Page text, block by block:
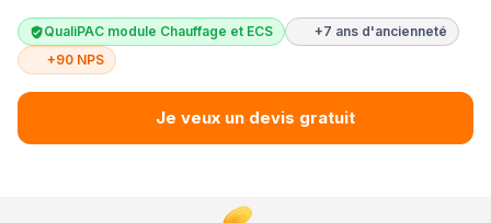
QualiPAC module Chauffage et ECS
+7 ans d'ancienneté
+90 NPS
Je veux un devis gratuit